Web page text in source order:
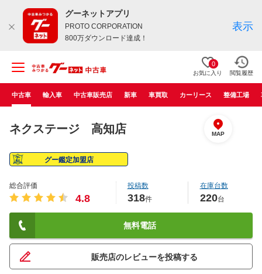
グーネットアプリ
PROTO CORPORATION
800万ダウンロード達成！
表示
0
お気に入り 閲覧履歴
中古車 輸入車 中古車販売店 新車 車買取 カーリース 整備工場
ネクステージ 高知店 MAP
グー鑑定加盟店
総合評価
4.8
投稿数
318件
在庫台数
220台
無料電話
販売店のレビューを投稿する